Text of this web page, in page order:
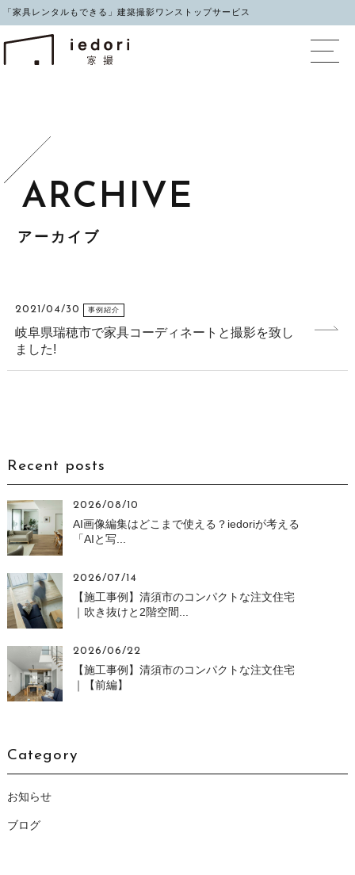
「家具レンタルもできる」建築撮影ワンストップサービス
イエドリ（家撮）家
アーカイブ
2021/04/30 事例紹介
岐阜県瑞穂市で家具コーディネートと撮影を致し
ました!
Recent posts
2026/08/10
AI画像編集はどこまで使える？iedoriが考える
「AIと写...
2026/07/14
【施工事例】清須市のコンパクトな注文住宅
｜吹き抜けと2階空間...
2026/06/22
【施工事例】清須市のコンパクトな注文住宅
｜【前編】
Category
お知らせ
ブログ